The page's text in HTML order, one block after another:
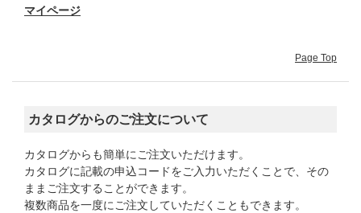
マイページ
Page Top
カタログからのご注文について
カタログからも簡単にご注文いただけます。
カタログに記載の申込コードをご入力いただくことで、その
ままご注文することができます。
複数商品を一度にご注文していただくこともできます。